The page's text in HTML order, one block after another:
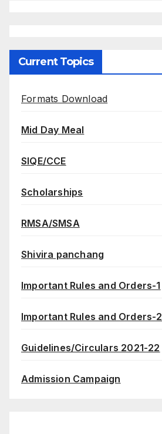
Current Topics
Formats Download
Mid Day Meal
SIQE/CCE
Scholarships
RMSA/SMSA
Shivira panchang
Important Rules and Orders-1
Important Rules and Orders-2
Guidelines/Circulars 2021-22
Admission Campaign